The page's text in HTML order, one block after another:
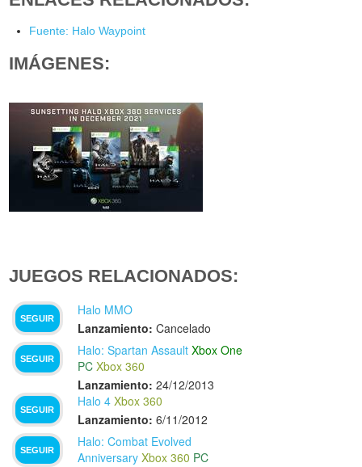
Fuente: Halo Waypoint
IMÁGENES:
JUEGOS RELACIONADOS:
SEGUIR
Halo MMO
Lanzamiento: Cancelado
SEGUIR
Halo: Spartan Assault Xbox One
PC Xbox 360
Lanzamiento: 24/12/2013
SEGUIR
Halo 4 Xbox 360
Lanzamiento: 6/11/2012
SEGUIR
Halo: Combat Evolved
Anniversary Xbox 360 PC